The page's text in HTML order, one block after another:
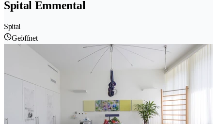
Spital Emmental
Spital
Geöffnet